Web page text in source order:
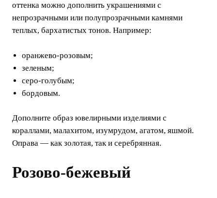
оттенка можно дополнить украшениями с
непрозрачными или полупрозрачными камнями
теплых, бархатистых тонов. Например:
оранжево-розовым;
зеленым;
серо-голубым;
бордовым.
Дополните образ ювелирными изделиями с
кораллами, малахитом, изумрудом, агатом, яшмой.
Оправа — как золотая, так и серебрянная.
Розово-бежевый